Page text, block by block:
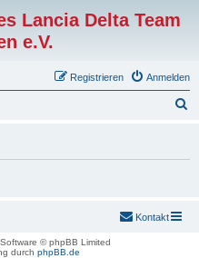
Lancia Delta Team
e.V.
Anmelden
Registrieren
Kontakt
© phpBB Limited
durch phpBB.de